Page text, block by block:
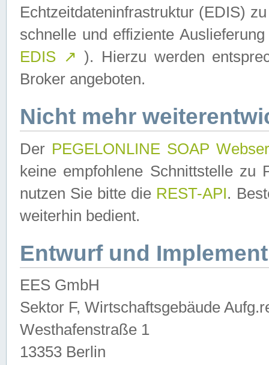
Echtzeitdateninfrastruktur (EDIS)
schnelle und effiziente
EDIS ↗ ). Hierzu werden
Broker angeboten.
Nicht mehr
Der PEGELONLINE SOAP
keine empfohlene Schnittstelle zu
nutzen Sie bitte die REST-API.
weiterhin bedient.
Entwurf und
EES GmbH
Sektor F, Wirtschaftsgebäude
Westhafenstraße 1
13353 Berlin